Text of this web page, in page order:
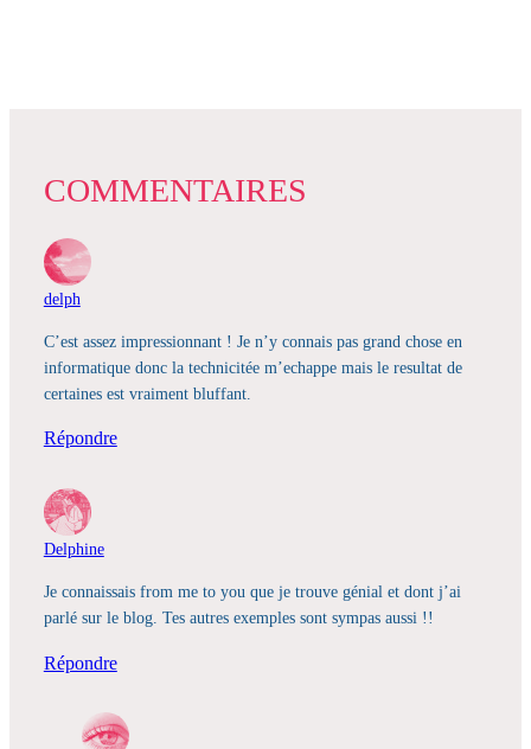
COMMENTAIRES
delph
C’est assez impressionnant ! Je n’y connais pas grand chose en
informatique donc la technicitée m’echappe mais le resultat de
certaines est vraiment bluffant.
Répondre
Delphine
Je connaissais from me to you que je trouve génial et dont j’ai
parlé sur le blog. Tes autres exemples sont sympas aussi !!
Répondre